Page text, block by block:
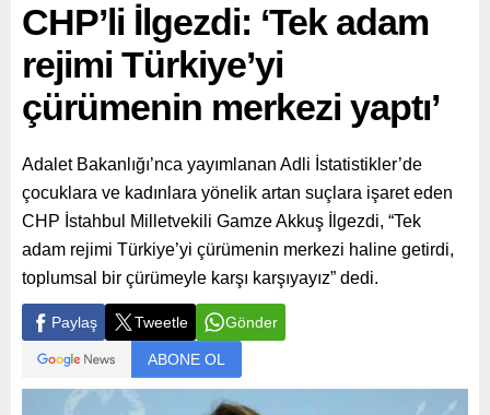
CHP’li İlgezdi: ‘Tek adam
rejimi Türkiye’yi
çürümenin merkezi yaptı’
Adalet Bakanlığı’nca yayımlanan Adli İstatistikler’de
çocuklara ve kadınlara yönelik artan suçlara işaret eden
CHP İstahbul Milletvekili Gamze Akkuş İlgezdi, “Tek
adam rejimi Türkiye’yi çürümenin merkezi haline getirdi,
toplumsal bir çürümeyle karşı karşıyayız” dedi.
Paylaş Tweetle Gönder
ABONE OL